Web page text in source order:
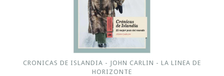
CRONICAS DE ISLANDIA - JOHN CARLIN - LA LINEA DE
HORIZONTE